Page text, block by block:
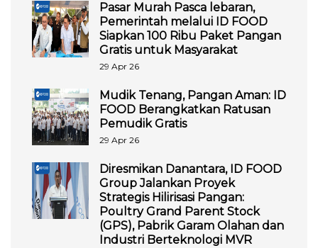
Pasar Murah Pasca lebaran,
Pemerintah melalui ID FOOD
Siapkan 100 Ribu Paket Pangan
Gratis untuk Masyarakat
29 Apr 26
Mudik Tenang, Pangan Aman: ID
FOOD Berangkatkan Ratusan
Pemudik Gratis
29 Apr 26
Diresmikan Danantara, ID FOOD
Group Jalankan Proyek
Strategis Hilirisasi Pangan:
Poultry Grand Parent Stock
(GPS), Pabrik Garam Olahan dan
Industri Berteknologi MVR